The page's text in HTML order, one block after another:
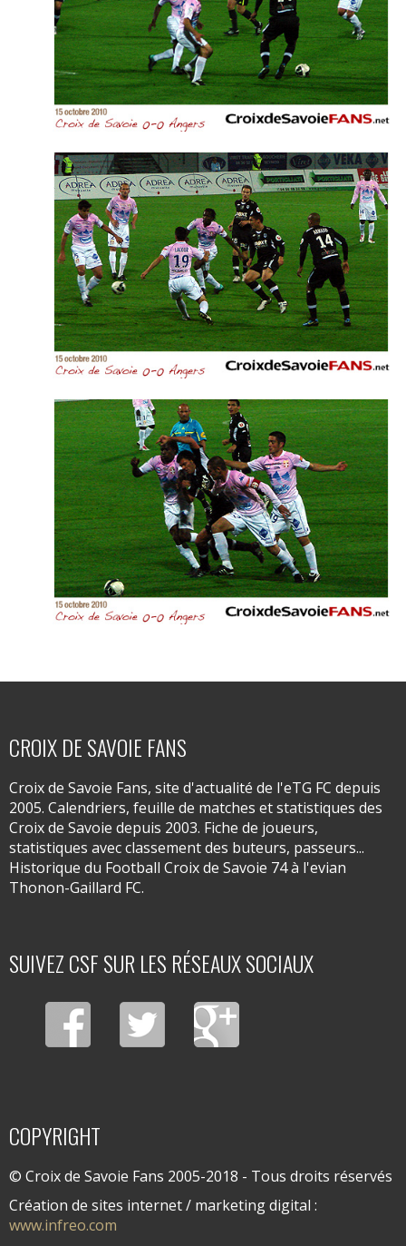
CROIX DE SAVOIE FANS
Croix de Savoie Fans, site d'actualité de l'eTG FC depuis
2005. Calendriers, feuille de matches et statistiques des
Croix de Savoie depuis 2003. Fiche de joueurs,
statistiques avec classement des buteurs, passeurs...
Historique du Football Croix de Savoie 74 à l'evian
Thonon-Gaillard FC.
SUIVEZ CSF SUR LES RÉSEAUX SOCIAUX
COPYRIGHT
© Croix de Savoie Fans 2005-2018 - Tous droits réservés
Création de sites internet / marketing digital :
www.infreo.com